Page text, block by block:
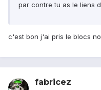
par contre tu as le liens
c'est bon j'ai pris le blocs
fabricez